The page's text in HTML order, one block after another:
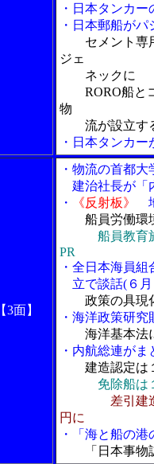
・日本タンカ
・日本郵船が
セメント専
ジェ
ネックに
RORO船とコ
物
流が設立す
・日本タンカ
【3面】
・物流の首都
建治社長が「
・
《反射板》
船員労働環
船員教育
PR
・全日本海員
立で談話(６月
政策の具現
・海洋政策研
海洋基本法
・内航総連が
建造認定は
免除船は
差引建
円に
・「海と船の
「日本事物